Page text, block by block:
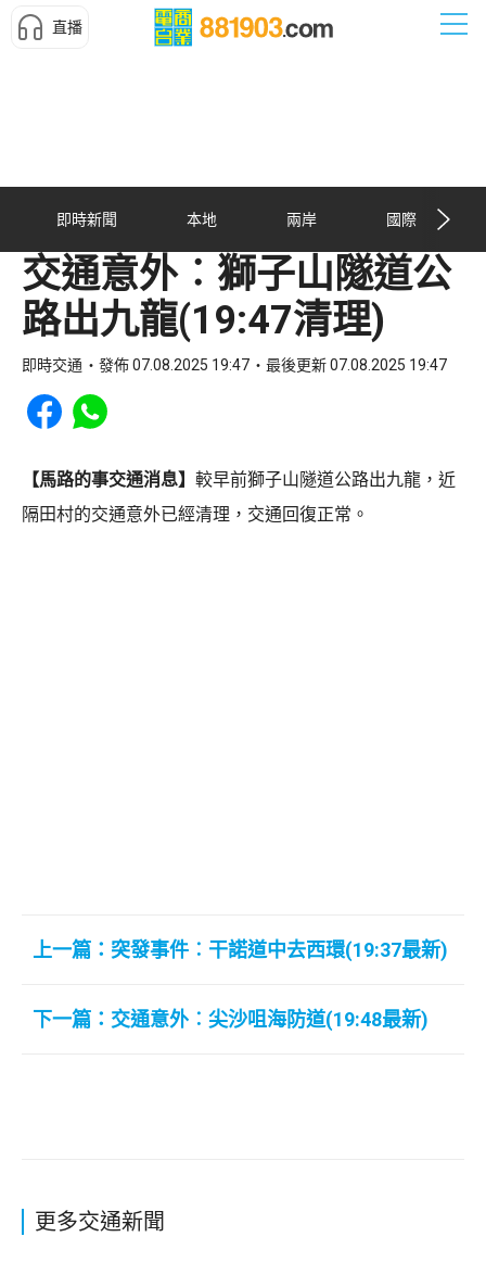
直播
即時新聞 本地 兩岸 國際
交通意外︰獅子山隧道公
路出九龍(19:47清理)
即時交通 發佈 07.08.2025 19:47 最後更新 07.08.2025 19:47
Share to Facebook
Share to WhatsApp
【馬路的事交通消息】 較早前獅子山隧道公路出九龍，近
隔田村的交通意外已經清理，交通回復正常。
上一篇：突發事件︰干諾道中去西環(19:37最新)
下一篇：交通意外︰尖沙咀海防道(19:48最新)
更多交通新聞